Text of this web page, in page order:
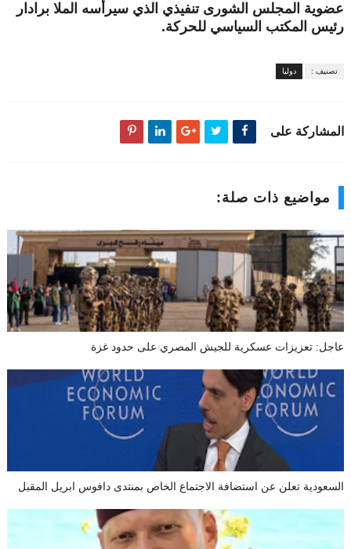
عضوية المجلس الشورى تنفيذي الذي سيرأسه الملا برادار
رئيس المكتب السياسي للحركة.
تصنيف : دوليا
المشاركة على
مواضيع ذات صلة:
عاجل: تعزيزات عسكرية للجيش المصري على حدود غزة
السعودية تعلن عن استضافة الاجتماع الخاص بمنتدى دافوس ابريل المقبل